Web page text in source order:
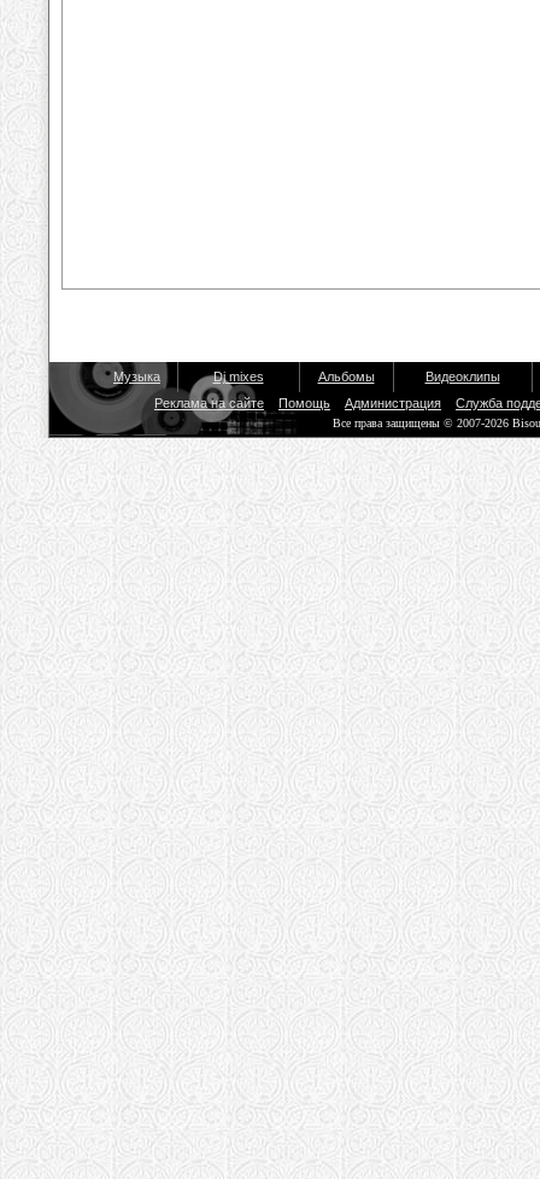
Музыка Dj mixes Альбомы
Видеоклипы
Реклама на сайте
Помощь Администрация Служба
Все права защищены © 2007-2026